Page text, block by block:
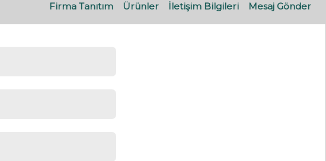
Firma Tanıtım Ürünler İletişim Bilgileri Mesaj Gönder